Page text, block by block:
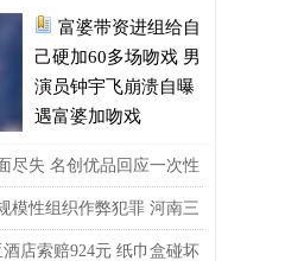
三亚酒店索赔924元：
词的字面意思吗？
后二氧化碳中毒：
不然整天呆着容易头昏脑胀，
过学吗？
富婆带资进组给自
己硬加60多场吻戏 男
演员钟宇飞崩溃自曝
遇富婆加吻戏
尽失 名创优品回应一次性
模性组织作弊犯罪 河南三
店索赔924元 纸巾盒碰坏